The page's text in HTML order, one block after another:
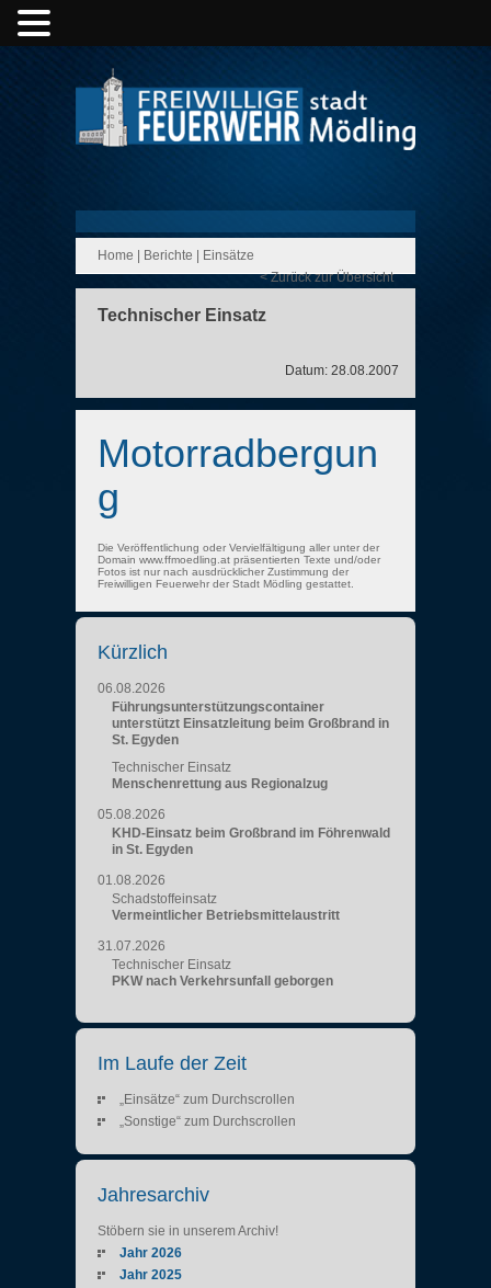
Home Berichte
Einsätze
< Zurück zur Übersicht
Technischer Einsatz
Datum: 28.08.2007
Motorradbergun
g
Die Veröffentlichung oder Vervielfältigung aller unter der
Domain www.ffmoedling.at präsentierten Texte und/oder
Fotos ist nur nach ausdrücklicher Zustimmung der
Freiwilligen Feuerwehr der Stadt Mödling gestattet.
Kürzlich
06.08.2026
Führungsunterstützungscontainer
unterstützt Einsatzleitung beim Großbrand in
St. Egyden
Technischer Einsatz
Menschenrettung aus Regionalzug
05.08.2026
KHD-Einsatz beim Großbrand im Föhrenwald
in St. Egyden
01.08.2026
Schadstoffeinsatz
Vermeintlicher Betriebsmittelaustritt
31.07.2026
Technischer Einsatz
PKW nach Verkehrsunfall geborgen
Im Laufe der Zeit
„Einsätze“ zum Durchscrollen
„Sonstige“ zum Durchscrollen
Jahresarchiv
Stöbern sie in unserem Archiv!
Jahr 2026
Jahr 2025